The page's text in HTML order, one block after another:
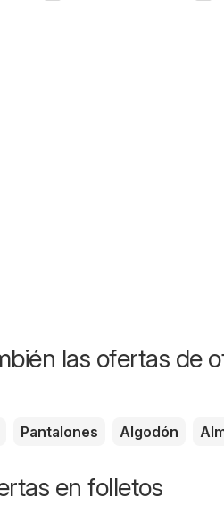
las ofertas de
Pantalones Algodón
en folletos